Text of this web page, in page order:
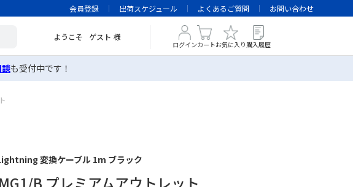
会員登録 出荷スケジュール よくあるご質問 お問い合わせ
ようこそ ゲスト 様
ログインカートお気に入り 購入履歴
も受付中です！
変換ケーブル 1m ブラック
B プレミアムアウトレット